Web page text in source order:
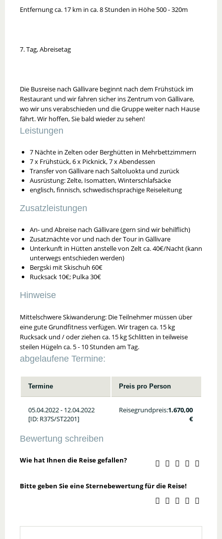
Entfernung ca. 17 km in ca. 8 Stunden in Höhe 500 - 320m
7. Tag, Abreisetag
Die Busreise nach Gällivare beginnt nach dem Frühstück im
Restaurant und wir fahren sicher ins Zentrum von Gällivare,
wo wir uns verabschieden und die Gruppe weiter nach Hause
fährt. Wir hoffen, Sie bald wieder zu sehen!
Leistungen
7 Nächte in Zelten oder Berghütten in Mehrbettzimmern
7 x Frühstück, 6 x Picknick, 7 x Abendessen
Transfer von Gällivare nach Saltoluokta und zurück
Ausrüstung: Zelte, Isomatten, Winterschlafsäcke
englisch, finnisch, schwedischsprachige Reiseleitung
Zusatzleistungen
An- und Abreise nach Gällivare (gern sind wir behilflich)
Zusatznächte vor und nach der Tour in Gällivare
Unterkunft in Hütten anstelle von Zelt ca. 40€/Nacht (kann
unterwegs entschieden werden)
Bergski mit Skischuh 60€
Rucksack 10€; Pulka 30€
Hinweise
Mittelschwere Skiwanderung: Die Teilnehmer müssen über
eine gute Grundfitness verfügen. Wir tragen ca. 15 kg
Rucksack und / oder ziehen ca. 15 kg Schlitten in teilweise
steilen Hügeln ca. 5 - 10 Stunden am Tag.
abgelaufene Termine:
Termine Preis pro Person
05.04.2022 - 12.04.2022
[ID: R37S/ST2201]
Reisegrundpreis:1.670,00
€
Bewertung schreiben
Wie hat Ihnen die Reise gefallen?
Bitte geben Sie eine Sternebewertung für die Reise!